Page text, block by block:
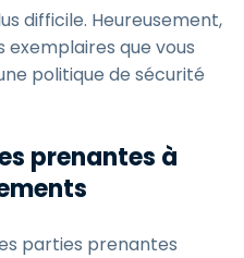
difficile. Heureusement,
exemplaires que vous
politique de sécurité
prenantes à
parties prenantes